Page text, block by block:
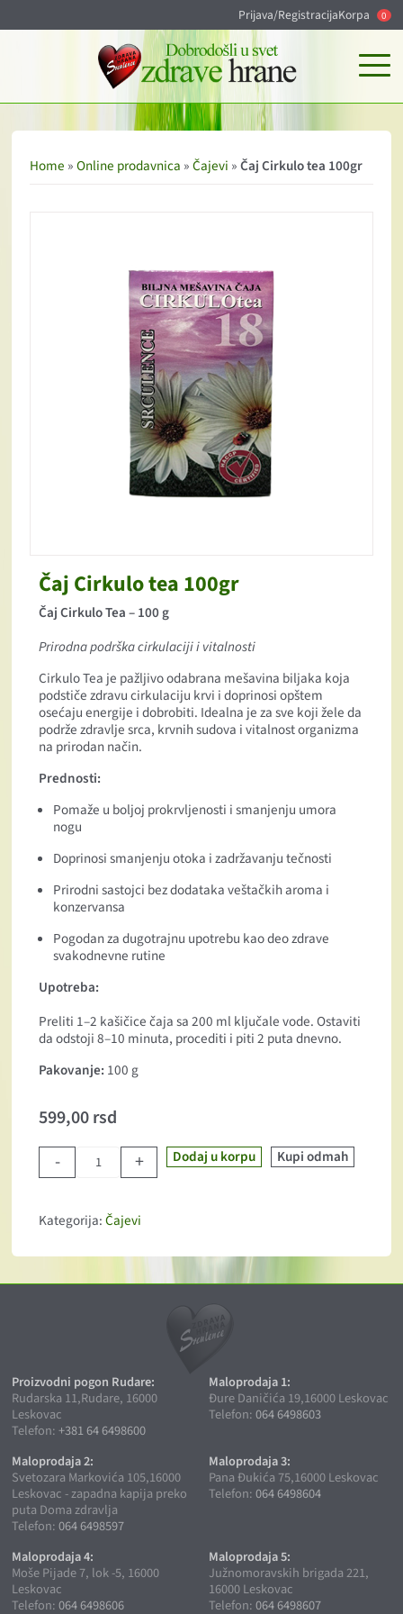
Prijava/RegistracijaKorpa 0
Home »Online prodavnica »Čajevi »Čaj Cirkulo tea 100gr
Čaj Cirkulo tea 100gr
Čaj Cirkulo Tea – 100 g
Prirodna podrška cirkulaciji i vitalnosti
Cirkulo Tea je pažljivo odabrana mešavina biljaka koja
podstiče zdravu cirkulaciju krvi i doprinosi opštem
osećaju energije i dobrobiti. Idealna je za sve koji žele da
podrže zdravlje srca, krvnih sudova i vitalnost organizma
na prirodan način.
Prednosti:
Pomaže u boljoj prokrvljenosti i smanjenju umora
nogu
Doprinosi smanjenju otoka i zadržavanju tečnosti
Prirodni sastojci bez dodataka veštačkih aroma i
konzervansa
Pogodan za dugotrajnu upotrebu kao deo zdrave
svakodnevne rutine
Upotreba:
Preliti 1–2 kašičice čaja sa 200 ml ključale vode. Ostaviti
da odstoji 8–10 minuta, procediti i piti 2 puta dnevno.
Pakovanje: 100 g
599,00rsd
Čaj Cirkulo tea 100gr količina
- + Dodaj u korpu Kupi odmah
Kategorija:Čajevi
Proizvodni pogon Rudare:
Rudarska 11,Rudare, 16000
Leskovac
Telefon:+381 64 6498600
Maloprodaja 1:
Đure Daničića 19,16000 Leskovac
Telefon:064 6498603
Maloprodaja 2:
Svetozara Markovića 105,16000
Leskovac - zapadna kapija preko
puta Doma zdravlja
Telefon:064 6498597
Maloprodaja 3:
Pana Đukića 75,16000 Leskovac
Telefon:064 6498604
Maloprodaja 4:
Moše Pijade 7, lok -5, 16000
Leskovac
Telefon:064 6498606
Maloprodaja 5:
Južnomoravskih brigada 221,
16000 Leskovac
Telefon:064 6498607